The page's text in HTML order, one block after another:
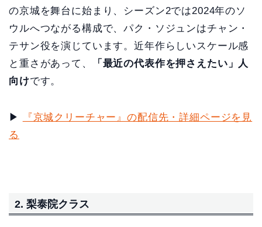
の京城を舞台に始まり、シーズン2では2024年のソ
ウルへつながる構成で、パク・ソジュンはチャン・
テサン役を演じています。近年作らしいスケール感
と重さがあって、
「最近の代表作を押さえたい」人
向けです。
▶
『京城クリーチャー』の配信先・詳細ページを見
る
2. 梨泰院クラス